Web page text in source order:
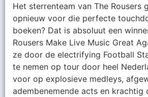
Het sterrenteam van The Rousers
opnieuw voor die perfecte
boeken? Dat is absoluut een
Rousers Make Live Music Great
ze door de electrifying Football
te nemen op tour door heel
voor op explosieve medleys,
adembenemende acts en krachtig